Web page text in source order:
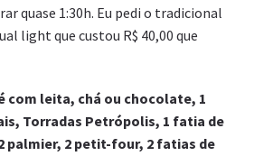
quase 1:30h. Eu pedi o tradicional
light que custou R$ 40,00 que
com leita, chá ou chocolate, 1
Torradas Petrópolis, 1 fatia de
palmier, 2 petit-four, 2 fatias de